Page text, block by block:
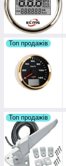
Топ продажів
Топ продажів